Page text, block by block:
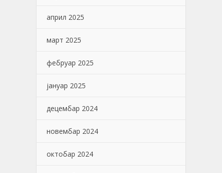
април 2025
март 2025
фебруар 2025
јануар 2025
децембар 2024
новембар 2024
октобар 2024